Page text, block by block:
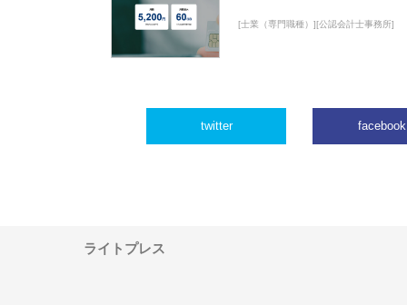
[士業（専門職種）][公認会計士事務所]
twitter facebook
ライトプレス